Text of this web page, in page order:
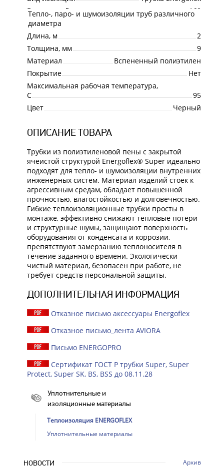
Внутренний диаметр, мм
160
Назначение
Тепло-, паро- и шумоизоляции труб различного
диаметра
Длина, м
2
Толщина, мм
9
Материал
Вспененный полиэтилен
Покрытие
Нет
Максимальная рабочая температура,
С
95
Цвет
Черный
ОПИСАНИЕ ТОВАРА
Трубки из полиэтиленовой пены с закрытой
ячеистой структурой Energoflex® Super идеально
подходят для тепло- и шумоизоляции внутренних
инженерных систем. Материал изделий стоек к
агрессивным средам, обладает повышенной
прочностью, влагостойкостью и долговечностью.
Гибкие теплоизоляционные трубки просты в
монтаже, эффективно снижают тепловые потери
и структурные шумы, защищают поверхность
оборудования от конденсата и коррозии,
препятствуют замерзанию теплоносителя в
течение заданного времени. Экологически
чистый материал, безопасен при работе, не
требует средств персональной защиты.
ДОПОЛНИТЕЛЬНАЯ ИНФОРМАЦИЯ
Отказное письмо аксессуары Energoflex
Отказное письмо_лента AVIORA
Письмо ENERGOPRO
Сертификат ГОСТ Р трубки Super, Super
Protect, Super SK, BS, BSS до 08.11.28
Уплотнительные и
изоляционные материалы
Теплоизоляция ENERGOFLEX
Уплотнительные материалы
НОВОСТИ Архив